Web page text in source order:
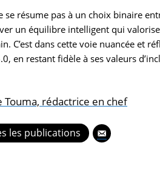
se résume pas à un choix binaire
un équilibre intelligent qui
C’est dans cette voie nuancée et
en restant fidèle à ses valeurs
Touma, rédactrice en chef
les publications